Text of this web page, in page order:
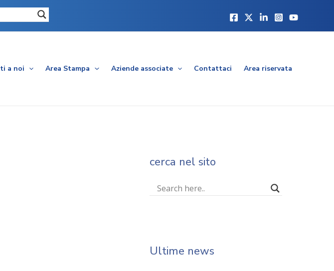
a noi Area Stampa Aziende associate Contattaci Area riservata
cerca nel sito
Ultime news